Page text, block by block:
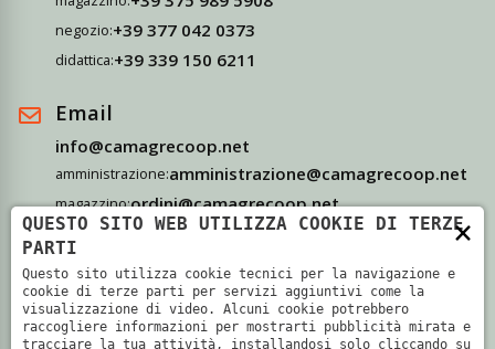
negozio:+39 377 042 0373
didattica:+39 339 150 6211
Email
info@camagrecoop.net
amministrazione:amministrazione@camagrecoop.net
magazzino:ordini@camagrecoop.net
didattica:didattica@camagrecoop.net
Indirizzo
Via Camagre, 69 - 37063 Isola Della Scala, Verona
×
QUESTO SITO WEB UTILIZZA COOKIE DI TERZE
PARTI
Questo sito utilizza cookie tecnici per la navigazione e
cookie di terze parti per servizi aggiuntivi come la
visualizzazione di video. Alcuni cookie potrebbero
raccogliere informazioni per mostrarti pubblicità mirata e
tracciare la tua attività, installandosi solo cliccando su